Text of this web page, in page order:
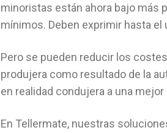
minoristas están ahora bajo más
mínimos. Deben exprimir hasta
Pero se pueden reducir los
produjera como resultado de la
en realidad condujera a una
En Tellermate, nuestras